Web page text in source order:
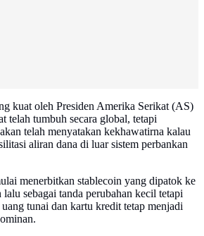
kuat oleh Presiden Amerika Serikat (AS)
telah tumbuh secara global, tetapi
telah menyatakan kekhawatirna kalau
aliran dana di luar sistem perbankan
menerbitkan stablecoin yang dipatok ke
sebagai tanda perubahan kecil tetapi
tunai dan kartu kredit tetap menjadi